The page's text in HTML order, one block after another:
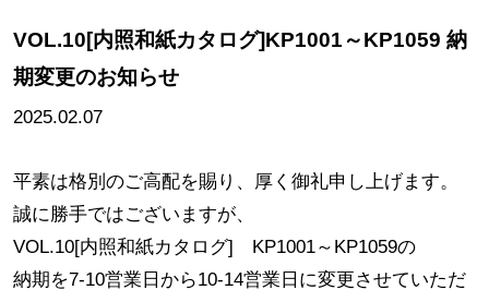
VOL.10[内照和紙カタログ]KP1001～KP1059 納
期変更のお知らせ
2025.02.07
平素は格別のご高配を賜り、厚く御礼申し上げます。
誠に勝手ではございますが、
VOL.10[内照和紙カタログ] KP1001～KP1059の
納期を7-10営業日から10-14営業日に変更させていただ